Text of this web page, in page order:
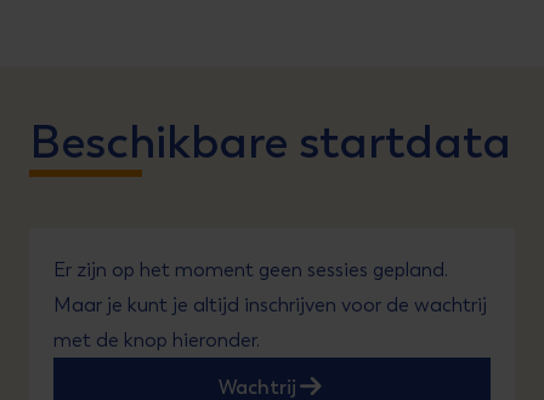
Beschikbare startdata
Er zijn op het moment geen sessies gepland.
Maar je kunt je altijd inschrijven voor de wachtrij
met de knop hieronder.
Wachtrij